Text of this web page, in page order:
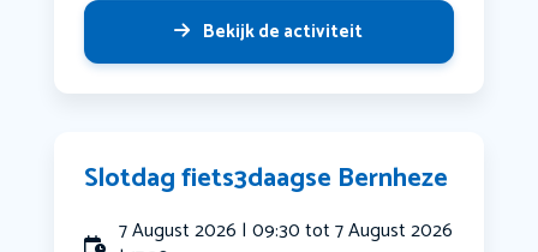
Bekijk de activiteit
Slotdag fiets3daagse Bernheze
7 August 2026 | 09:30 tot 7 August 2026